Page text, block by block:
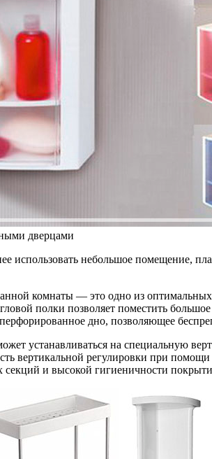
дверцами
использовать небольшое помещение,
комнаты — это одно из оптимальных
полки позволяет поместить
дно, позволяющее
устанавливаться на специальную
вертикальной регулировки при
секций и высокой гигиеничности